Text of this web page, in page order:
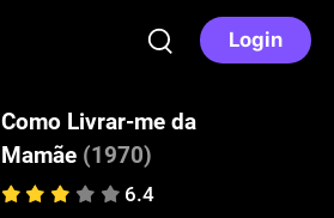
Login
Como Livrar-me da
Mamãe (1970)
6.4